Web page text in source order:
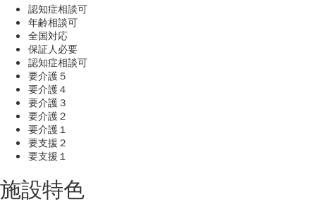
認知症相談可
年齢相談可
全国対応
保証人必要
認知症相談可
要介護５
要介護４
要介護３
要介護２
要介護１
要支援２
要支援１
施設特色